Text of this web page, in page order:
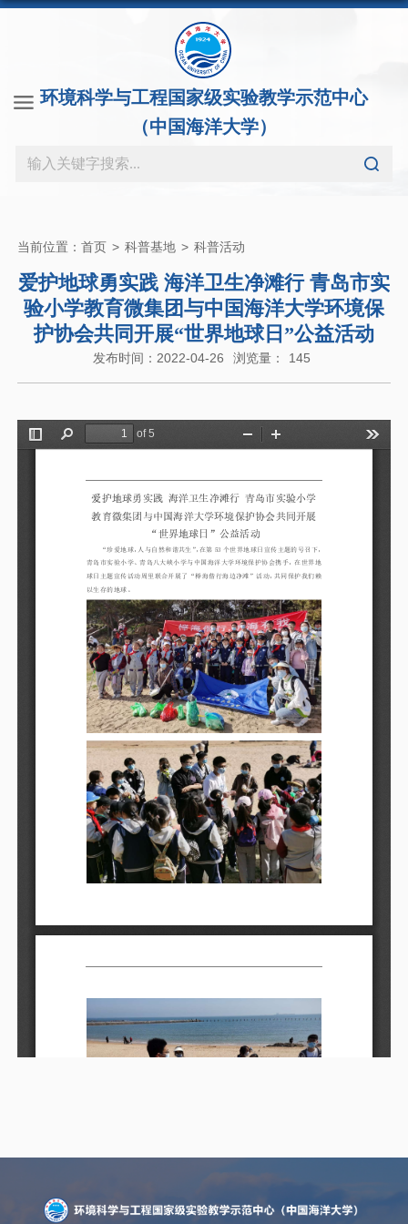
环境科学与工程国家级实验教学示范中心
（中国海洋大学）
当前位置： 首页 > 科普基地 > 科普活动
爱护地球勇实践 海洋卫生净滩行 青岛市实
验小学教育微集团与中国海洋大学环境保
护协会共同开展“世界地球日”公益活动
发布时间：2022-04-26 浏览量： 145